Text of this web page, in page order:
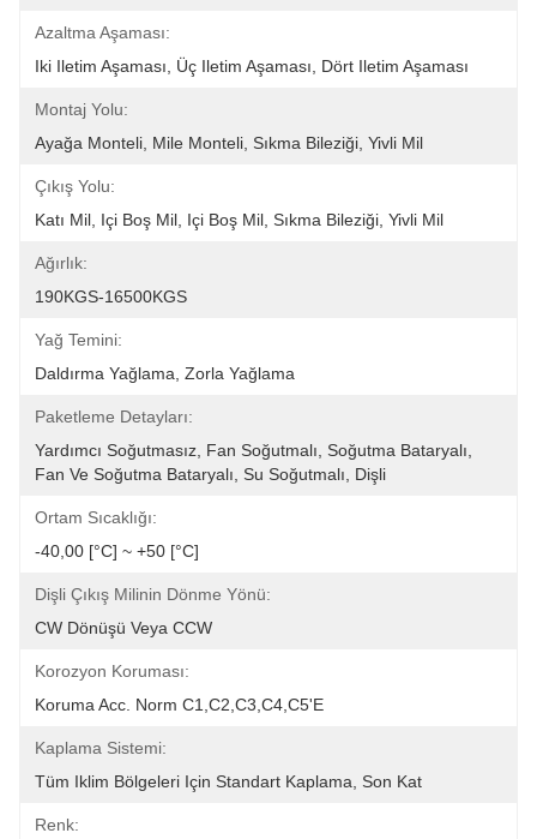
Azaltma Aşaması:
Iki Iletim Aşaması, Üç Iletim Aşaması, Dört Iletim Aşaması
Montaj Yolu:
Ayağa Monteli, Mile Monteli, Sıkma Bileziği, Yivli Mil
Çıkış Yolu:
Katı Mil, Içi Boş Mil, Içi Boş Mil, Sıkma Bileziği, Yivli Mil
Ağırlık:
190KGS-16500KGS
Yağ Temini:
Daldırma Yağlama, Zorla Yağlama
Paketleme Detayları:
Yardımcı Soğutmasız, Fan Soğutmalı, Soğutma Bataryalı,
Fan Ve Soğutma Bataryalı, Su Soğutmalı, Dişli
Ortam Sıcaklığı:
-40,00 [°C] ~ +50 [°C]
Dişli Çıkış Milinin Dönme Yönü:
CW Dönüşü Veya CCW
Korozyon Koruması:
Koruma Acc. Norm C1,C2,C3,C4,C5'e
Kaplama Sistemi:
Tüm Iklim Bölgeleri Için Standart Kaplama, Son Kat
Renk: